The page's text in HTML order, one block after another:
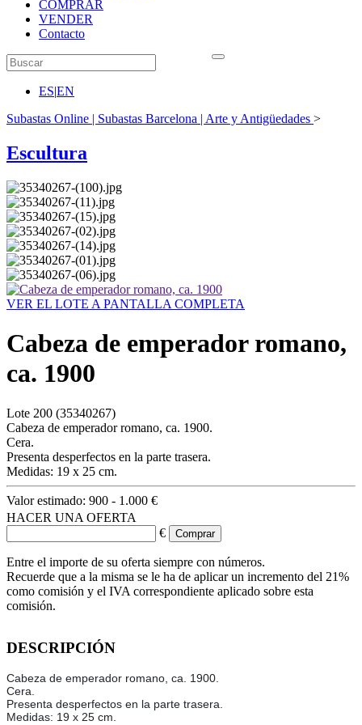
COMPRAR
VENDER
Contacto
ES|EN
Subastas Online | Subastas Barcelona | Arte y Antigüedades >
Escultura
VER EL LOTE A PANTALLA COMPLETA
Cabeza de emperador romano,
ca. 1900
Lote 200 (35340267)
Cabeza de emperador romano, ca. 1900.
Cera.
Presenta desperfectos en la parte trasera.
Medidas: 19 x 25 cm.
Valor estimado: 900 - 1.000 €
HACER UNA OFERTA
€
Entre el importe de su oferta siempre con números.
Recuerde que a la misma se le ha de aplicar un incremento del 21%
como comisión y el IVA correspondiente aplicado sobre esta
comisión.
DESCRIPCIÓN
Cabeza de emperador romano, ca. 1900.
Cera.
Presenta desperfectos en la parte trasera.
Medidas: 19 x 25 cm.